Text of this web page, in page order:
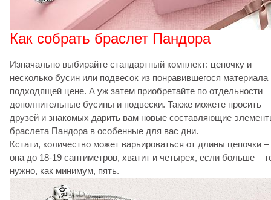
Как собрать браслет Пандора
Изначально выбирайте стандартный комплект: цепочку и
несколько бусин или подвесок из понравившегося материала
подходящей цене. А уж затем приобретайте по отдельности
дополнительные бусины и подвески. Также можете просить
друзей и знакомых дарить вам новые составляющие
браслета Пандора в особенные для вас дни.
Кстати, количество может варьироваться от длины цепочки –
она до 18-19 сантиметров, хватит и четырех, если больше –
нужно, как минимум, пять.